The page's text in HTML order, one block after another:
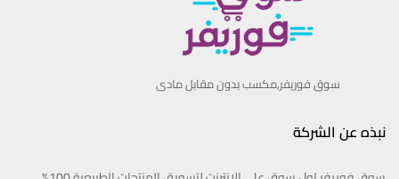
سوق فوريفر,مكسب بدون مقابل مادى
نبذه عن الشركة